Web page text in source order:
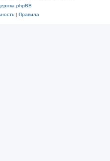
phpBB
| Правила